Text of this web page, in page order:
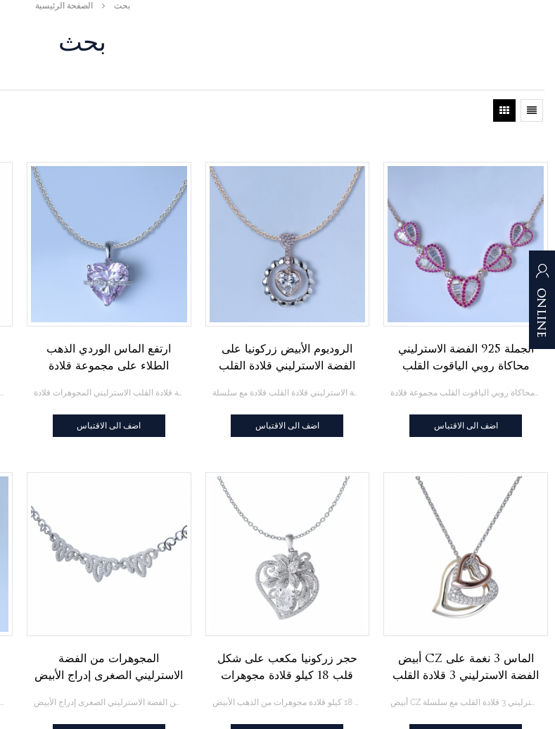
الصفحة الرئيسية بحث
بحث
ارتفع الماس الوردي الذهب
الطلاء على مجموعة قلادة
قلادة
ارتفع الماس الوردي الذهب الطلاء على مجموعة قلادة القلب الاسترليني المجوهرات قلادة
اضف الى الاقتباس
الروديوم الأبيض زركونيا على
الفضة الاسترليني قلادة القلب
الروديوم الأبيض زركونيا على الفضة الاسترليني قلادة القلب قلادة مع سلسلة
اضف الى الاقتباس
الجملة 925 الفضة الاسترليني
محاكاة روبي الياقوت القلب
اضف الى الاقتباس
paraiba التورمالين زركونيا القلب قلادة فضية زركونيا
المجوهرات من الفضة
الاسترليني الصغرى إدراج الأبيض
الجناح تشيكوسلوفاكيا 925 قلادة
من الفضة
المجوهرات من الفضة الاسترليني الصغرى إدراج الأبيض AAA الزركون مكعب الملاك الجناح تشيكوسلوفاكيا 925 قلادة من الفضة
حجر زركونيا مكعب على شكل
قلب 18 كيلو قلادة مجوهرات
حجر زركونيا مكعب على شكل قلب 18 كيلو قلادة مجوهرات من الذهب الأبيض
أبيض CZ الماس 3 نغمة على
الفضة الاسترليني 3 قلادة القلب
أبيض CZ الماس 3 نغمة على الفضة الاسترليني 3 قلادة القلب مع سلسلة